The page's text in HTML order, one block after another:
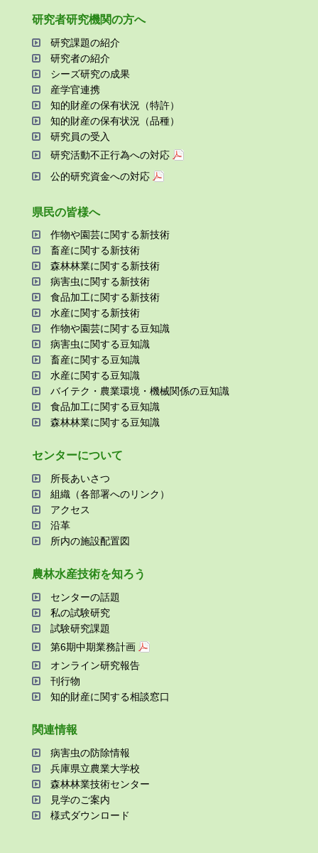
研究者研究機関の⽅へ
研究課題の紹介
研究者の紹介
シーズ研究の成果
産学官連携
知的財産の保有状況（特許）
知的財産の保有状況（品種）
研究員の受⼊
研究活動不正⾏為への対応
公的研究資金への対応
県⺠の皆様へ
作物や園芸に関する新技術
畜産に関する新技術
森林林業に関する新技術
病害⾍に関する新技術
⾷品加⼯に関する新技術
⽔産に関する新技術
作物や園芸に関する⾖知識
病害⾍に関する⾖知識
畜産に関する⾖知識
⽔産に関する⾖知識
バイテク・農業環境・機械関係の⾖知識
⾷品加⼯に関する⾖知識
森林林業に関する⾖知識
センターについて
所⻑あいさつ
組織（各部署へのリンク）
アクセス
沿⾰
所内の施設配置図
農林⽔産技術を知ろう
センターの話題
私の試験研究
試験研究課題
第6期中期業務計画
オンライン研究報告
刊⾏物
知的財産に関する相談窓⼝
関連情報
病害⾍の防除情報
兵庫県⽴農業⼤学校
森林林業技術センター
⾒学のご案内
様式ダウンロード